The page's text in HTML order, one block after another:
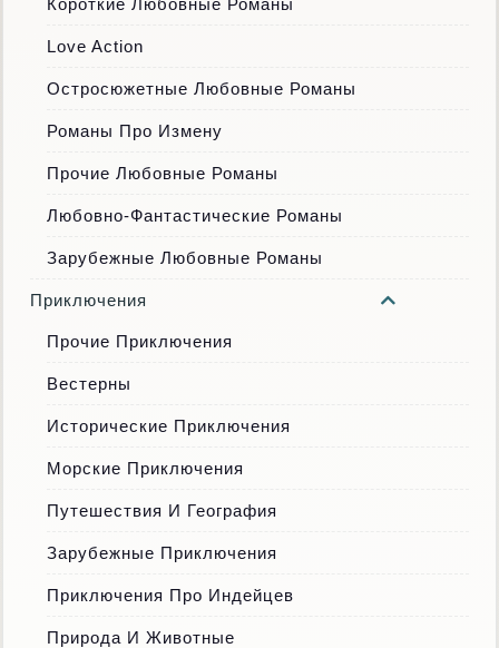
Love Action
Остросюжетные Любовные Романы
Романы Про Измену
Прочие Любовные Романы
Любовно-Фантастические Романы
Зарубежные Любовные Романы
Приключения
Прочие Приключения
Вестерны
Исторические Приключения
Морские Приключения
Путешествия И География
Зарубежные Приключения
Приключения Про Индейцев
Природа И Животные